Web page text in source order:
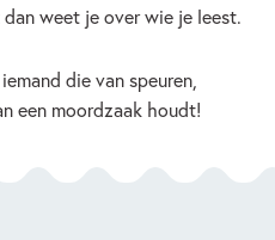
weet je over wie je leest.
die van speuren,
een moordzaak houdt!